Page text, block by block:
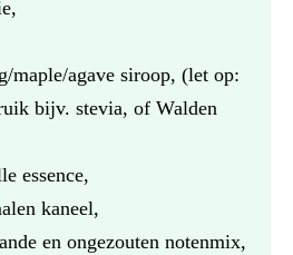
maple/agave siroop, (let op:
bijv. stevia, of Walden
essence,
kaneel,
en ongezouten notenmix,